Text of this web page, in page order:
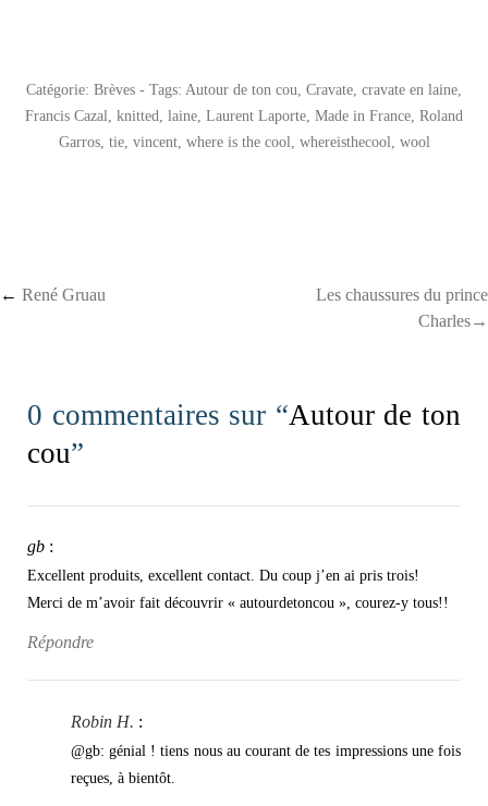
Catégorie: Brèves - Tags: Autour de ton cou Cravate cravate en laine
Francis Cazal knitted laine Laurent Laporte Made in France Roland
Garros, tie, vincent, where is the cool whereisthecool wool
Post navigation
← René Gruau
Les chaussures du prince
Charles→
0 commentaires sur “Autour de ton
cou”
gb :
Excellent produits, excellent contact. Du coup j’en ai pris trois!
Merci de m’avoir fait découvrir « autourdetoncou », courez-y tous!!
Répondre
Robin H. :
@gb: génial ! tiens nous au courant de tes impressions une fois
reçues, à bientôt.